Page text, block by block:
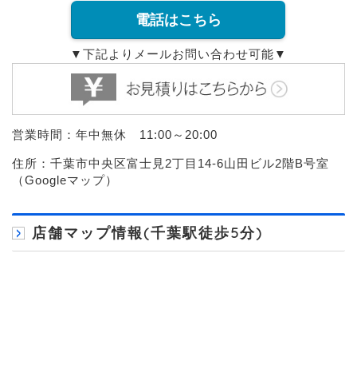
電話はこちら
▼下記よりメールお問い合わせ可能▼
営業時間：年中無休 11:00～20:00
住所：千葉市中央区富士見2丁目14-6山田ビル2階B号室
（Googleマップ）
店舗マップ情報(千葉駅徒歩5分)